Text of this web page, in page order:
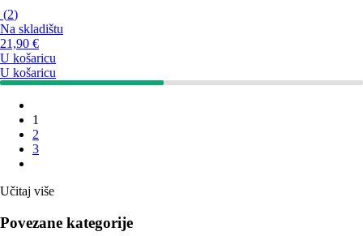
(2)
Na skladištu
21,90 €
U košaricu
U košaricu
1
2
3
Učitaj više
Povezane kategorije